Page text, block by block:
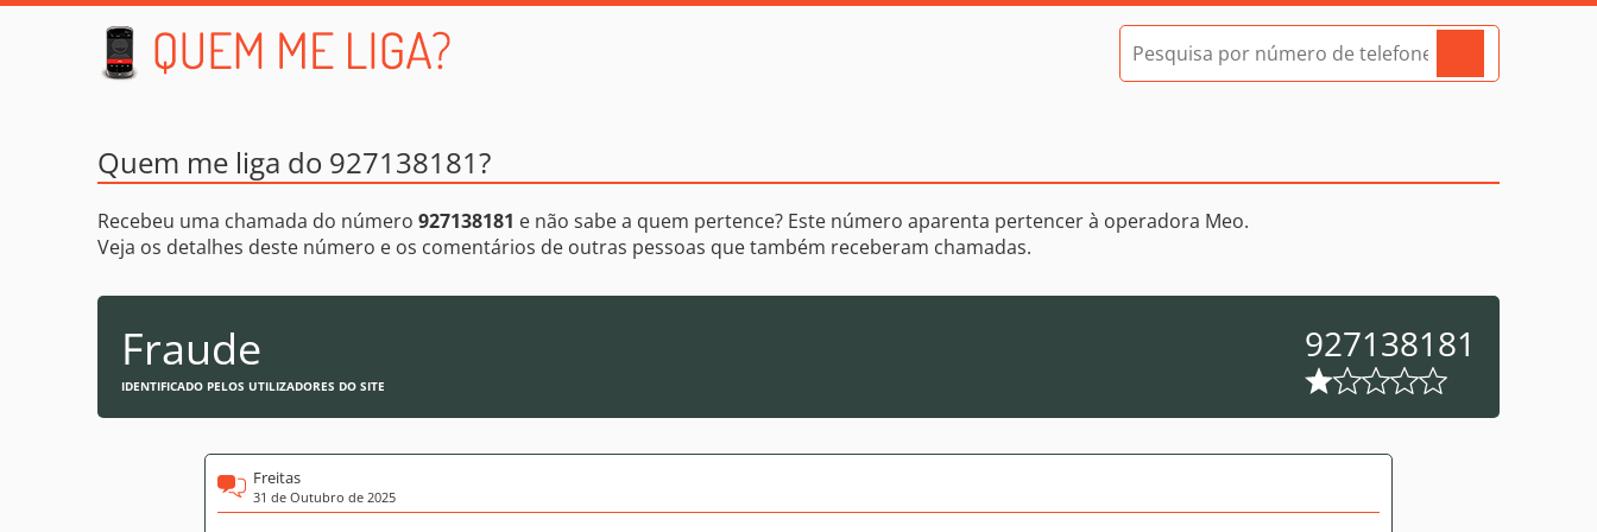
Quem me liga do 927138181?
Recebeu uma chamada do número 927138181 e não sabe a quem pertence? Este número aparenta pertencer à operadora Meo.
Veja os detalhes deste número e os comentários de outras pessoas que também receberam chamadas.
Fraude
IDENTIFICADO PELOS UTILIZADORES DO SITE
927138181
Freitas
31 de Outubro de 2025